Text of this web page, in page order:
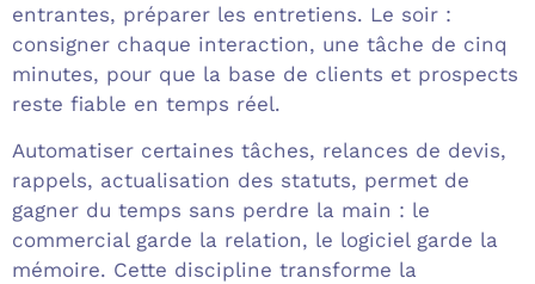
entrantes, préparer les entretiens. Le soir :
consigner chaque interaction, une tâche de cinq
minutes, pour que la base de clients et prospects
reste fiable en temps réel.
Automatiser certaines tâches, relances de devis,
rappels, actualisation des statuts, permet de
gagner du temps sans perdre la main : le
commercial garde la relation, le logiciel garde la
mémoire. Cette discipline transforme la